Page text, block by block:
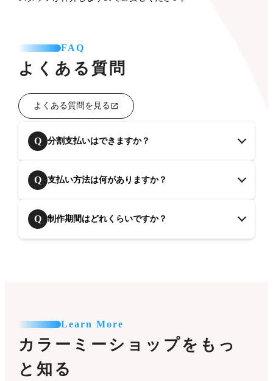
FAQ
よくある質問
よくある質問を見る
Q 分割支払いはできますか？
Q 支払い方法は何がありますか？
Q 制作期間はどれくらいですか？
Learn More
カラーミーショップをもっ
と知る